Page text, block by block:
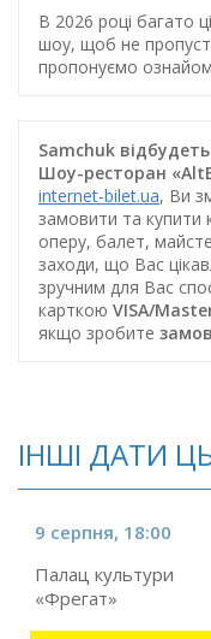
В 2026 році багато
шоу, щоб не
пропонуємо
Samchuk
Шоу-ресторан
internet-bilet.ua, Ви
замовити та купити
оперу, балет,
заходи, що Вас
зручним для Вас
карткою VISA/
якщо зробите
ІНШІ ДАТИ
9 серпня, 18:00
Палац культури
«Фрегат»